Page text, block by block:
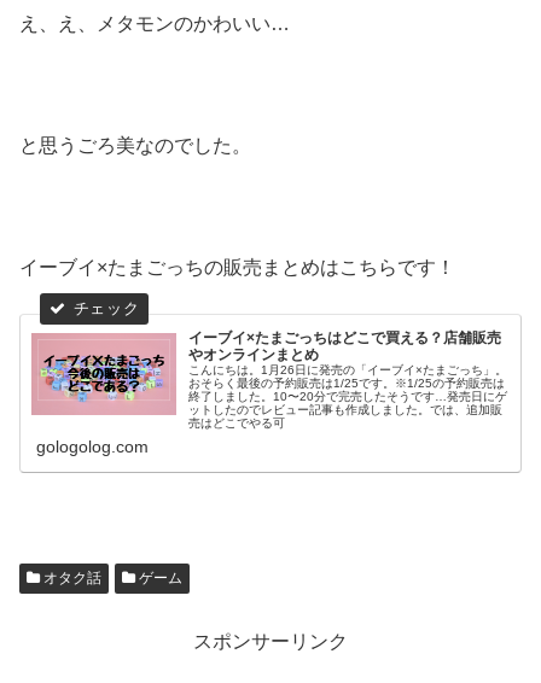
え、え、メタモンのかわいい…
と思うごろ美なのでした。
イーブイ×たまごっちの販売まとめはこちらです！
イーブイ×たまごっちはどこで買える？店舗販売
やオンラインまとめ
こんにちは。1月26日に発売の「イーブイ×たまごっち」。
おそらく最後の予約販売は1/25です。※1/25の予約販売は
終了しました。10〜20分で完売したそうです…発売日にゲ
ットしたのでレビュー記事も作成しました。では、追加販
売はどこでやる可
gologolog.com
オタク話 ゲーム
スポンサーリンク